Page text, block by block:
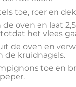
toe, roer en
oven en laat
het vlees
de oven en
de kruidnagels.
toe en